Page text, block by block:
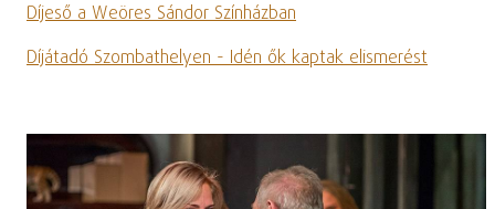
Díjeső a Weöres Sándor Színházban
Díjátadó Szombathelyen - Idén ők kaptak elismerést